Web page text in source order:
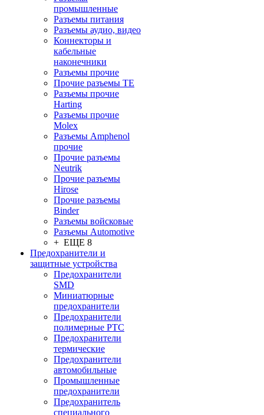
промышленные
Разъeмы питания
Разъeмы аудио, видео
Коннекторы и
кабельные
наконечники
Разъeмы прочие
Прочие разъемы TE
Разъемы прочие
Harting
Разъемы прочие
Molex
Разъемы Amphenol
прочие
Прочие разъемы
Neutrik
Прочие разъемы
Hirose
Прочие разъемы
Binder
Разъемы войсковые
Разъeмы Automotive
+ ЕЩЕ 8
Предохранители и
защитные устройства
Предохранители
SMD
Миниатюрные
предохранители
Предохранители
полимерные PTC
Предохранители
термические
Предохранители
автомобильные
Промышленные
предохранители
Предохранитель
специального